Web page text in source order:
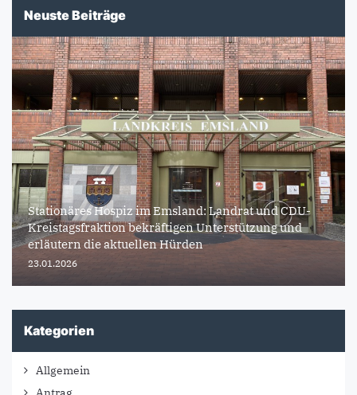
Neuste Beiträge
Stationäres Hospiz im Emsland: Landrat und CDU-
Kreistagsfraktion bekräftigen Unterstützung und
erläutern die aktuellen Hürden
23.01.2026
Kategorien
Allgemein